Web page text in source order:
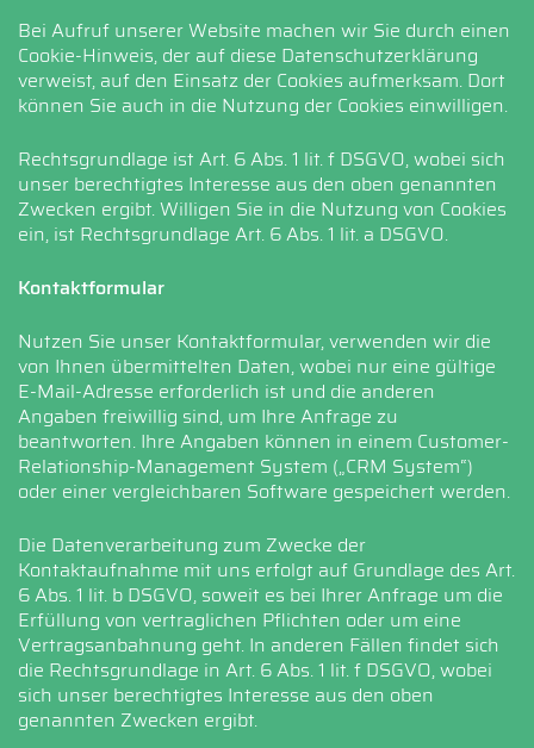
Bei Aufruf unserer Website machen wir Sie durch einen
Cookie-Hinweis, der auf diese Datenschutzerklärung
verweist, auf den Einsatz der Cookies aufmerksam. Dort
können Sie auch in die Nutzung der Cookies einwilligen.
Rechtsgrundlage ist Art. 6 Abs. 1 lit. f DSGVO, wobei sich
unser berechtigtes Interesse aus den oben genannten
Zwecken ergibt. Willigen Sie in die Nutzung von Cookies
ein, ist Rechtsgrundlage Art. 6 Abs. 1 lit. a DSGVO.
Kontaktformular
Nutzen Sie unser Kontaktformular, verwenden wir die
von Ihnen übermittelten Daten, wobei nur eine gültige
E-Mail-Adresse erforderlich ist und die anderen
Angaben freiwillig sind, um Ihre Anfrage zu
beantworten. Ihre Angaben können in einem Customer-
Relationship-Management System („CRM System“)
oder einer vergleichbaren Software gespeichert werden.
Die Datenverarbeitung zum Zwecke der
Kontaktaufnahme mit uns erfolgt auf Grundlage des Art.
6 Abs. 1 lit. b DSGVO, soweit es bei Ihrer Anfrage um die
Erfüllung von vertraglichen Pflichten oder um eine
Vertragsanbahnung geht. In anderen Fällen findet sich
die Rechtsgrundlage in Art. 6 Abs. 1 lit. f DSGVO, wobei
sich unser berechtigtes Interesse aus den oben
genannten Zwecken ergibt.